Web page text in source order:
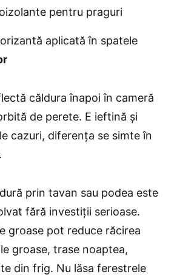
pentru praguri
aplicată în spatele
căldura înapoi în cameră
de perete. E ieftină și
cazuri, diferența se simte în
prin tavan sau podea este
fără investiții serioase.
groase pot reduce răcirea
groase, trase noaptea,
din frig. Nu lăsa ferestrele